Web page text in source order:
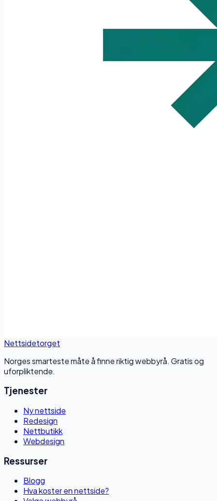
Nettsidetorget
Norges smarteste måte å finne riktig webbyrå. Gratis og
uforpliktende.
Tjenester
Ny nettside
Redesign
Nettbutikk
Webdesign
Ressurser
Blogg
Hva koster en nettside?